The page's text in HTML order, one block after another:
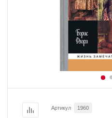
Артикул 1960